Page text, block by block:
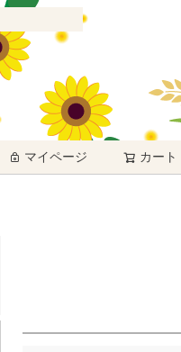
マイページ カート